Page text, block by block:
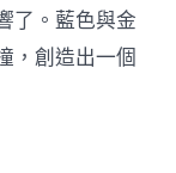
了。藍色與金
，創造出一個